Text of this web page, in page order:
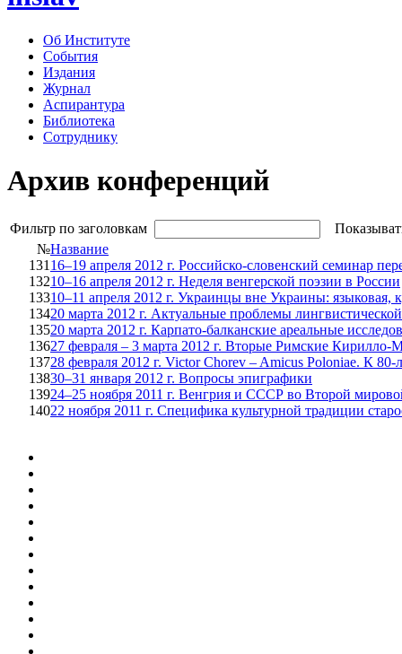
Об Институте
События
Издания
Журнал
Аспирантура
Библиотека
Сотруднику
Архив конференций
Фильтр по заголовкам
№Название
131 16–19 апреля 2012 г. Российско-словенский семинар
13210–16 апреля 2012 г. Неделя венгерской поэзии в России
13310–11 апреля 2012 г. Украинцы вне Украины: языковая,
13420 марта 2012 г. Актуальные проблемы
13520 марта 2012 г. Карпато-балканские ареальные
13627 февраля – 3 марта 2012 г. Вторые Римские Кирилло-
13728 февраля 2012 г. Victor Chorev – Amicus Poloniae. К
13830–31 января 2012 г. Вопросы эпиграфики
13924–25 ноября 2011 г. Венгрия и СССР во Второй
14022 ноября 2011 г. Специфика культурной традиции